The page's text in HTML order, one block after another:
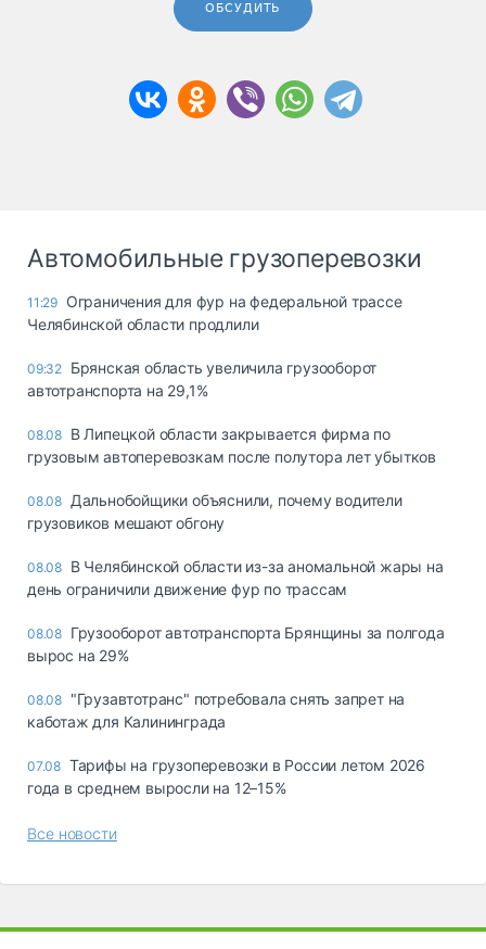
ОБСУДИТЬ
Автомобильные грузоперевозки
11:29 Ограничения для фур на федеральной трассе
Челябинской области продлили
09:32 Брянская область увеличила грузооборот
автотранспорта на 29,1%
08.08 В Липецкой области закрывается фирма по
грузовым автоперевозкам после полутора лет убытков
08.08 Дальнобойщики объяснили, почему водители
грузовиков мешают обгону
08.08 В Челябинской области из-за аномальной жары на
день ограничили движение фур по трассам
08.08 Грузооборот автотранспорта Брянщины за полгода
вырос на 29%
08.08 "Грузавтотранс" потребовала снять запрет на
каботаж для Калининграда
07.08 Тарифы на грузоперевозки в России летом 2026
года в среднем выросли на 12–15%
Все новости